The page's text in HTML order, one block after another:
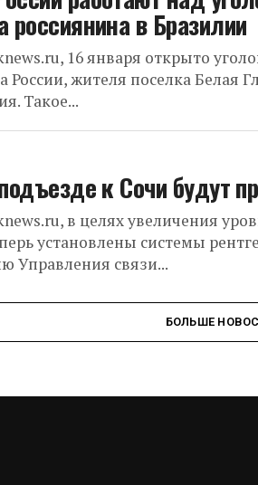
россиянина в Бразилии
16 января открыто
России, жителя поселка Белая
Такое...
к Сочи будут
в целях увеличения
установлены системы
Управления связи...
БОЛЬШЕ